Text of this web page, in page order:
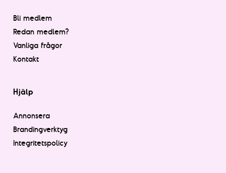
Bli medlem
Redan medlem?
Vanliga frågor
Kontakt
Hjälp
Annonsera
Brandingverktyg
Integritetspolicy